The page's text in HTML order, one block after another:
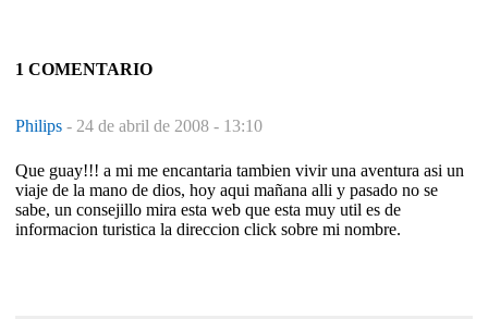
1 COMENTARIO
Philips - 24 de abril de 2008 - 13:10
Que guay!!! a mi me encantaria tambien vivir una aventura asi un
viaje de la mano de dios, hoy aqui mañana alli y pasado no se
sabe, un consejillo mira esta web que esta muy util es de
informacion turistica la direccion click sobre mi nombre.